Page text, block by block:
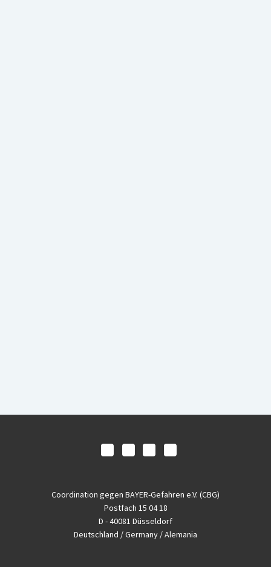
Coordination gegen BAYER-Gefahren e.V. (CBG)
Postfach 15 04 18
D - 40081 Düsseldorf
Deutschland / Germany / Alemania